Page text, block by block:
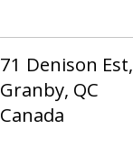
71 Denison Est,
Granby, QC
Canada